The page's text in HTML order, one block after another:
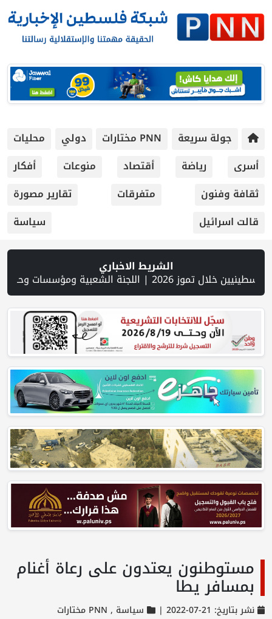
جولة سريعة PNN مختارات دولي
محليات
أسرى
رياضة أقتصاد منوعات
أفكار
ثقافة وفنون
متفرقات
تقارير مصورة
قالت اسرائيل
سياسة
الشريط الاخباري
مستوطنون يعتدون على رعاة أغنام
بمسافر يطا
نشر بتاريخ: 21-07-2022 | سياسة , PNN مختارات